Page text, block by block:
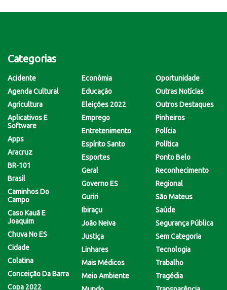
Categorias
Acidente
Agenda Cultural
Agricultura
Aplicativos E
Software
Apps
Aracruz
BR-101
Brasil
Caminhos Do
Campo
Caso Kauã E
Joaquim
Chuva No ES
Cidade
Colatina
Conceição Da Barra
Copa 2022
Econômia
Educação
Eleições 2022
Emprego
Entretenimento
Espírito Santo
Esportes
Geral
Governo ES
Guriri
Ibiraçu
João Neiva
Justiça
Linhares
Mais Médicos
Meio Ambiente
Oportunidade
Outras Notícias
Outros Destaques
Pinheiros
Polícia
Política
Ponto Belo
Reconhecimento
Regional
São Mateus
Saúde
Segurança Pública
Sem Categoria
Tecnologia
Trabalho
Tragédia